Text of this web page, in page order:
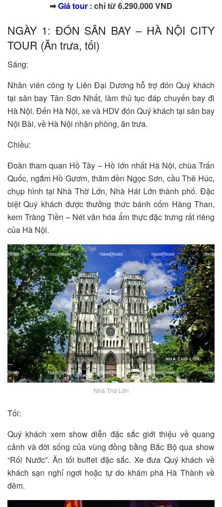
➡Giá tour : chỉ từ 6.290.000 VND
NGÀY 1: ĐÓN SÂN BAY – HÀ NỘI CITY
TOUR (Ăn trưa, tối)
Sáng:
Nhân viên công ty Liên Đại Dương hỗ trợ đón Quý khách
tại sân bay Tân Sơn Nhất, làm thủ tục đáp chuyến bay đi
Hà Nội. Đến Hà Nội, xe và HDV đón Quý khách tại sân bay
Nội Bài, về Hà Nội nhận phòng, ăn trưa.
Chiều:
Đoàn tham quan Hồ Tây – Hồ lớn nhất Hà Nội, chùa Trấn
Quốc, ngắm Hồ Gươm, thăm đền Ngọc Sơn, cầu Thê Húc,
chụp hình tại Nhà Thờ Lớn, Nhà Hát Lớn thành phố. Đặc
biệt Quý khách được thưởng thức bánh cốm Hàng Than,
kem Tràng Tiền – Nét văn hóa ẩm thực đặc trưng rất riêng
của Hà Nội.
Nhà Thờ Lớn
Tối:
Quý khách xem show diễn đặc sắc giới thiệu về quang
cảnh và đời sống của vùng đồng bằng Bắc Bộ qua show
“Rối Nước”. Ăn tối buffet đặc sắc. Xe đưa Quý khách về
khách sạn nghỉ ngơi hoặc tự do khám phá Hà Thành về
đêm.